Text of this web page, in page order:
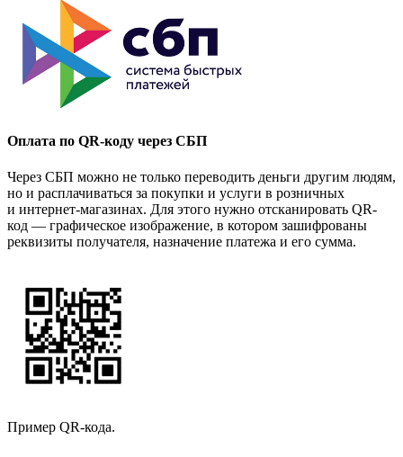
Оплата по QR-коду через СБП
Через СБП можно не только переводить деньги другим людям,
но и расплачиваться за покупки и услуги в розничных
и интернет-магазинах. Для этого нужно отсканировать QR-
код — графическое изображение, в котором зашифрованы
реквизиты получателя, назначение платежа и его сумма.
Пример QR-кода.